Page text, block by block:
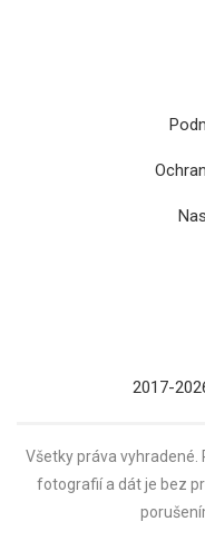
2017-
Všetky práva vyhradené.
fotografií a dát je bez